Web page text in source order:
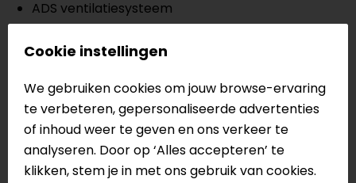
ADS ventilatiesysteem
Afneembare capuchon
Twee buitenzakken
Één binnenzak
Reflecterende details
Dubbele ritssluiting aan de voorzijde
Hoog ademend vermogen
CE level 1 elleboog- en schouder protectoren
Cookie instellingen
We gebruiken cookies om jouw browse-ervaring
te verbeteren, gepersonaliseerde advertenties
of inhoud weer te geven en ons verkeer te
analyseren. Door op ‘Alles accepteren’ te
klikken, stem je in met ons gebruik van cookies.